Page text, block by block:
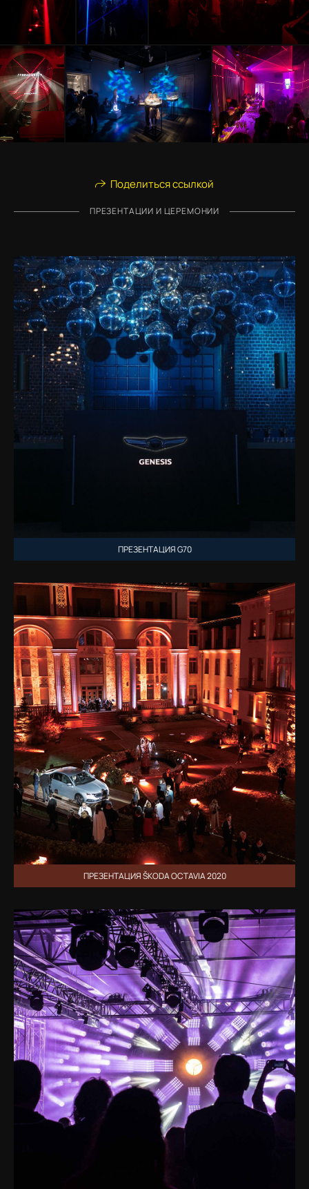
Поделиться ссылкой
ПРЕЗЕНТАЦИИ И ЦЕРЕМОНИИ
ПРЕЗЕНТАЦИЯ G70
ПРЕЗЕНТАЦИЯ ŠKODA OCTAVIA 2020